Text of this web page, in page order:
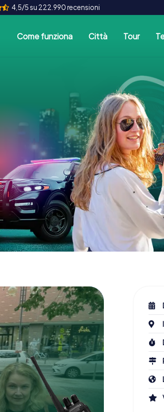
4,5/5 su 222.990 recensioni
Come funziona Città Tour